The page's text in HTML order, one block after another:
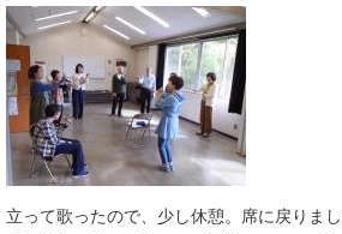
立って歌ったので、少し休憩。席に戻りまし